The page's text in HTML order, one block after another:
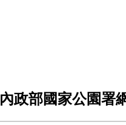
內政部國家公園